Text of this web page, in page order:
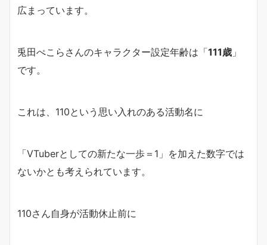
広まっています。
兎田ぺこらさんのキャラクター設定年齢は「111歳 」
です。
これは、110という思い入れのある活動名に
「VTuberとしての新たな一歩＝1」を加えた数字では
ないかとも考えられています。
110さん自身が活動休止前に